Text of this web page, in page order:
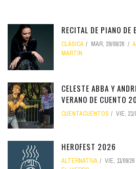
RECITAL DE PIANO DE
CLÁSICA MAR, 29/09/26
MARTÍN
CELESTE ABBA Y
VERANO DE CUENTO
CUENTACUENTOS VIE, 21/
HEROFEST 2026
ALTERNATIVA VIE, 11/09/26